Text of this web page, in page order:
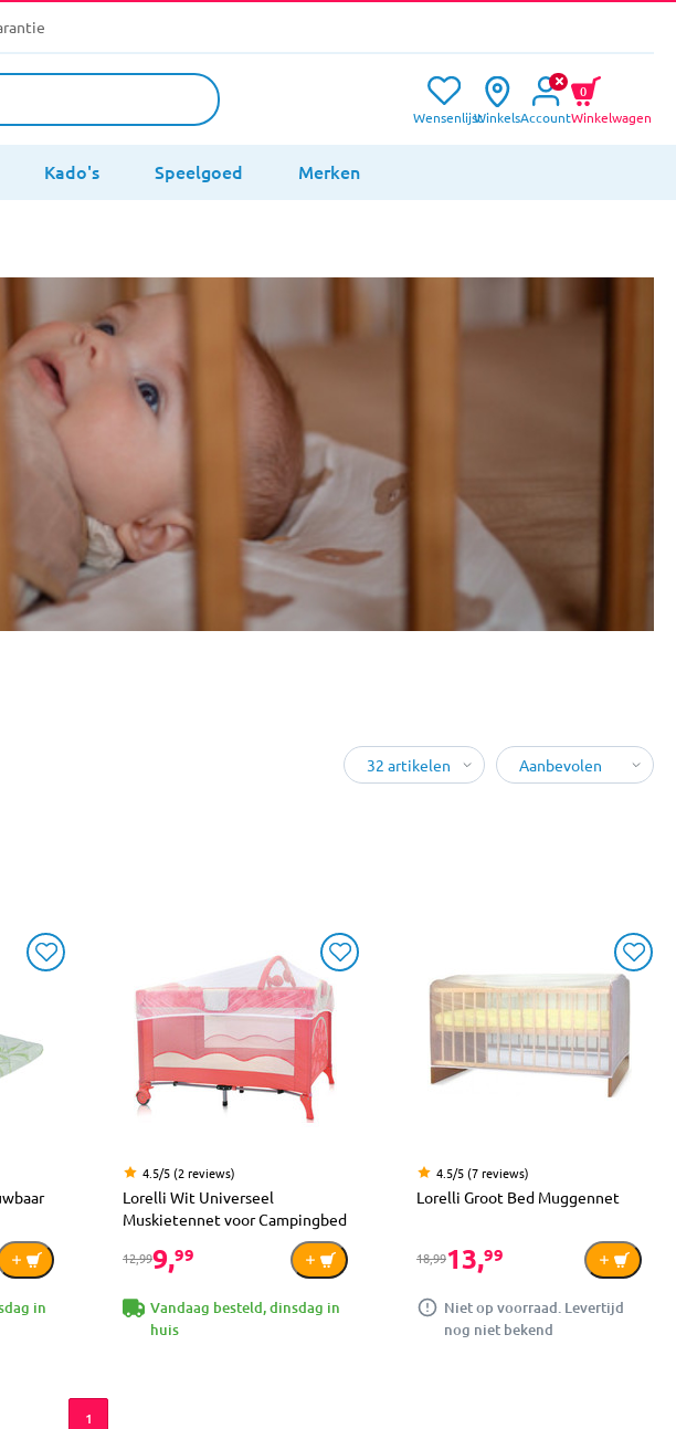
WensenlijstWinkelsAccountWinkelwagen
0
Kado's Speelgoed Merken
in
4.5/5 (2 reviews)
Lorelli Wit Universeel
Muskietennet voor Campingbed
12,999,99
Vandaag besteld, dinsdag in
huis
4.5/5 (7 reviews)
Lorelli Groot Bed Muggennet
18,9913,99
Niet op voorraad. Levertijd
nog niet bekend
1